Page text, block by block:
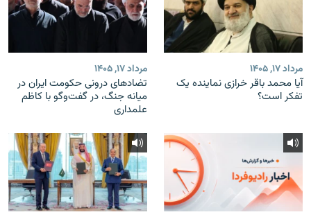
مرداد ۱۷, ۱۴۰۵
آیا محمد باقر خرازی نماینده یک
تفکر است؟
مرداد ۱۷, ۱۴۰۵
تضادهای درونی حکومت ایران در
میانه جنگ، در گفت‌‌وگو با کاظم
علمداری